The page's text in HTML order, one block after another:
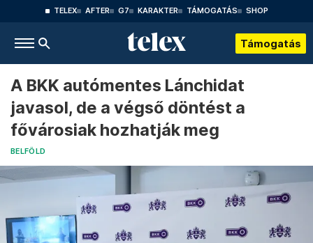
TELEX AFTER G7 KARAKTER TÁMOGATÁS SHOP
Támogatás
A BKK autómentes Lánchidat
javasol, de a végső döntést a
fővárosiak hozhatják meg
BELFÖLD